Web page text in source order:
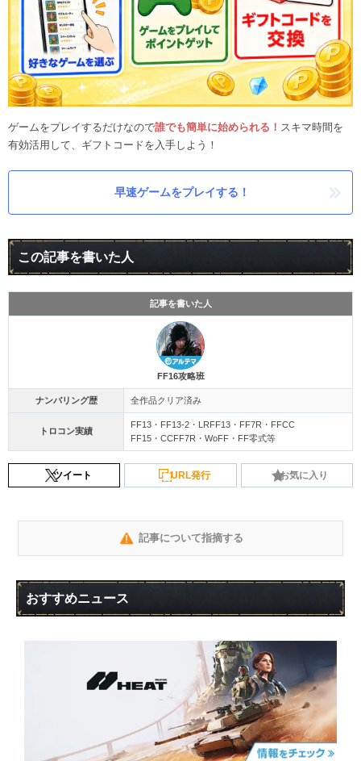
ゲームをプレイするだけなので誰でも簡単に始められる！ スキマ時間を
有効活用して、ギフトコードを入手しよう！
早速ゲームをプレイする！
この記事を書いた人
記事を書いた人
FF16攻略班
ナンバリング歴 全作品クリア済み
トロコン実績
FF13・FF13-2・LRFF13・FF7R・FFCC
FF15・CCFF7R・WoFF・FF零式等
ツイート URL発行 お気に入り
記事について指摘する
おすすめニュース